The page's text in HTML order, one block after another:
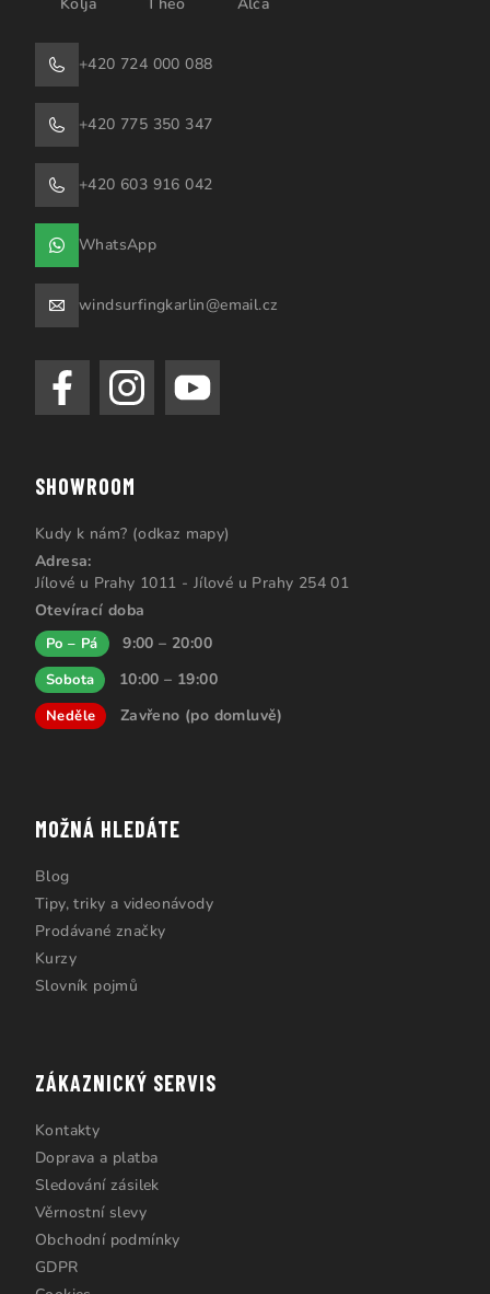
+420 724 000 088
+420 775 350 347
+420 603 916 042
WhatsApp
windsurfingkarlin@email.cz
SHOWROOM
Kudy k nám? (odkaz mapy)
Adresa:
Jílové u Prahy 1011 - Jílové u Prahy 254 01
Otevírací doba
Po – Pá 9:00 – 20:00
Sobota 10:00 – 19:00
Neděle Zavřeno (po domluvě)
MOŽNÁ HLEDÁTE
Blog
Tipy, triky a videonávody
Prodávané značky
Kurzy
Slovník pojmů
ZÁKAZNICKÝ SERVIS
Kontakty
Doprava a platba
Sledování zásilek
Věrnostní slevy
Obchodní podmínky
GDPR